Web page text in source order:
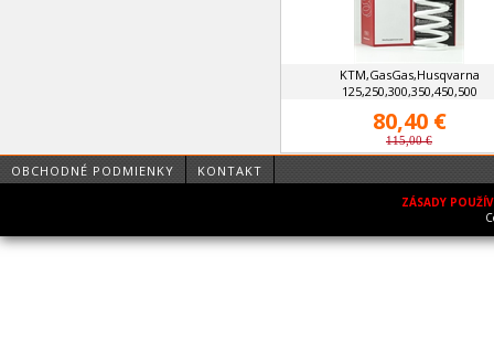
KTM,GasGas,Husqvarna
125,250,300,350,450,500
80,40 €
115,00 €
OBCHODNÉ PODMIENKY KONTAKT
ZÁSADY